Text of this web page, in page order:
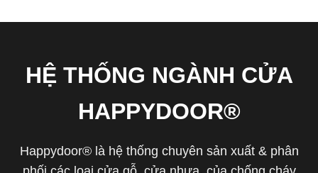
HỆ THỐNG NGÀNH CỬA
HAPPYDOOR®
Happydoor® là hệ thống chuyên sản xuất & phân